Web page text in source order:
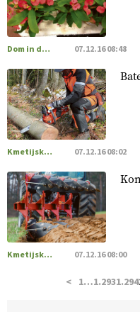
https://t.co/bKGeI4ZcNi
https://t.co/2sllAmcKwG
[EKOloško = LOGIČNO
prilagojene sorte
VEČ
https://t.co/
https://t.co/PAL0zlhVia
[EKOloško = LOGIČNO
pridelava aronije
kmetijsko in podjetniško
https://t.co/EulJoSBYMi
https://t.co/xp1oihBDaJ
Dom in družina 07.12.16 08:48
Kmetijska mehanizacija 07.12.16 08:02
Kmetijska mehanizacija 07.12.16 08:00
< 1…1.2931.294